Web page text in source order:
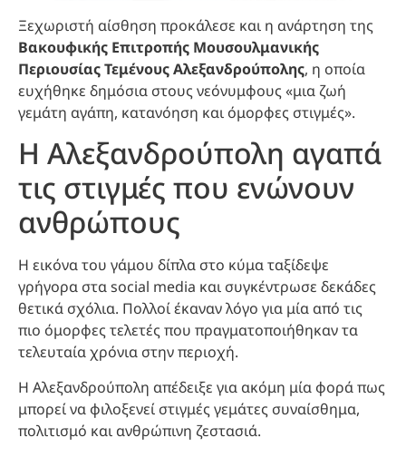
Ξεχωριστή αίσθηση προκάλεσε και η ανάρτηση της
Βακουφικής Επιτροπής Μουσουλμανικής
Περιουσίας Τεμένους Αλεξανδρούπολης, η οποία
ευχήθηκε δημόσια στους νεόνυμφους «μια ζωή
γεμάτη αγάπη, κατανόηση και όμορφες στιγμές».
Η Αλεξανδρούπολη αγαπά
τις στιγμές που ενώνουν
ανθρώπους
Η εικόνα του γάμου δίπλα στο κύμα ταξίδεψε
γρήγορα στα social media και συγκέντρωσε δεκάδες
θετικά σχόλια. Πολλοί έκαναν λόγο για μία από τις
πιο όμορφες τελετές που πραγματοποιήθηκαν τα
τελευταία χρόνια στην περιοχή.
Η Αλεξανδρούπολη απέδειξε για ακόμη μία φορά πως
μπορεί να φιλοξενεί στιγμές γεμάτες συναίσθημα,
πολιτισμό και ανθρώπινη ζεστασιά.